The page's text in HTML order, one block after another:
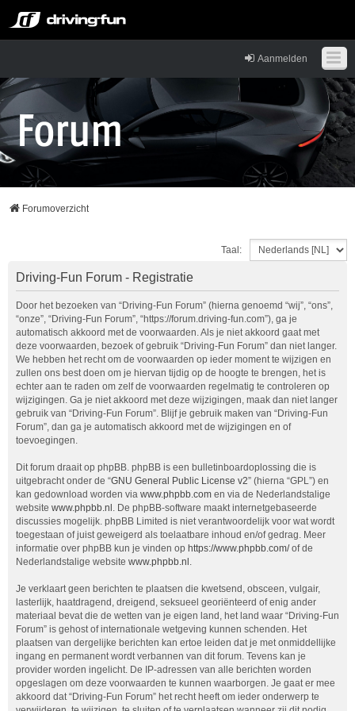
Aanmelden
Forumoverzicht
Taal:
Driving-Fun Forum - Registratie
Door het bezoeken van “Driving-Fun Forum” (hierna genoemd “wij”, “ons”,
“onze”, “Driving-Fun Forum”, “https://forum.driving-fun.com”), ga je
automatisch akkoord met de voorwaarden. Als je niet akkoord gaat met
deze voorwaarden, bezoek of gebruik “Driving-Fun Forum” dan niet langer.
We hebben het recht om de voorwaarden op ieder moment te wijzigen en
zullen ons best doen om je hiervan tijdig op de hoogte te brengen, het is
echter aan te raden om zelf de voorwaarden regelmatig te controleren op
wijzigingen. Ga je niet akkoord met deze wijzigingen, maak dan niet langer
gebruik van “Driving-Fun Forum”. Blijf je gebruik maken van “Driving-Fun
Forum”, dan ga je automatisch akkoord met de wijzigingen en of
toevoegingen.
Dit forum draait op phpBB. phpBB is een bulletinboardoplossing die is
uitgebracht onder de “GNU General Public License v2” (hierna “GPL”) en
kan gedownload worden via www.phpbb.com en via de Nederlandstalige
website www.phpbb.nl . De phpBB-software maakt internetgebaseerde
discussies mogelijk. phpBB Limited is niet verantwoordelijk voor wat wordt
toegestaan of juist geweigerd als toelaatbare inhoud en/of gedrag. Meer
informatie over phpBB kun je vinden op https://www.phpbb.com/of de
Nederlandstalige website www.phpbb.nl .
Je verklaart geen berichten te plaatsen die kwetsend, obsceen, vulgair,
lasterlijk, haatdragend, dreigend, seksueel georiënteerd of enig ander
materiaal bevat die de wetten van je eigen land, het land waar “Driving-Fun
Forum” is gehost of internationale wetgeving kunnen schenden. Het
plaatsen van dergelijke berichten kan ertoe leiden dat je met onmiddellijke
ingang en permanent wordt verbannen van dit forum. Tevens kan je
provider worden ingelicht. De IP-adressen van alle berichten worden
opgeslagen om deze voorwaarden te kunnen waarborgen. Je gaat er mee
akkoord dat “Driving-Fun Forum” het recht heeft om ieder onderwerp te